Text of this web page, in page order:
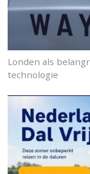
Londen als
technologie